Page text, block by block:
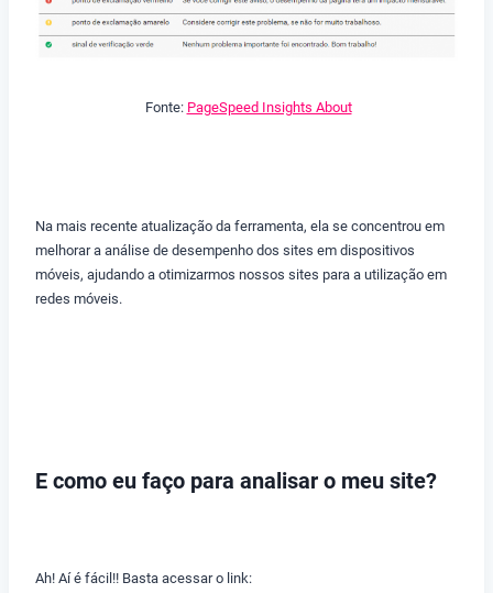
Fonte: PageSpeed Insights About
Na mais recente atualização da ferramenta, ela se concentrou em
melhorar a análise de desempenho dos sites em dispositivos
móveis, ajudando a otimizarmos nossos sites para a utilização em
redes móveis.
E como eu faço para analisar o meu site?
Ah! Aí é fácil!! Basta acessar o link: